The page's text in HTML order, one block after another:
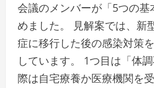
会議のメンバーが「5つの基
めました。 見解案では、新
症に移行した後の感染対策
しています。 1つ目は「体
際は自宅療養か医療機関を